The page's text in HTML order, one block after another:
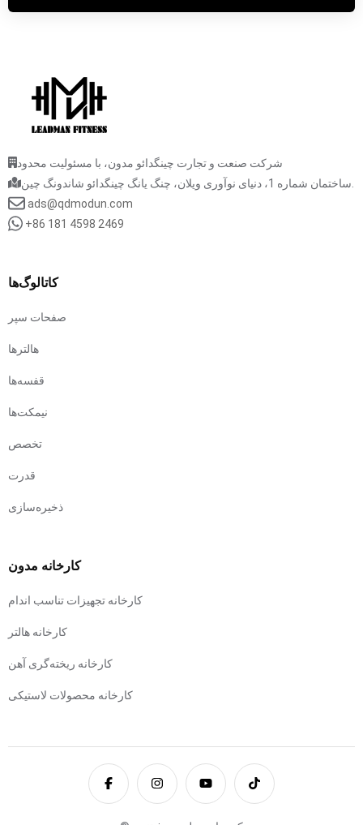
شرکت صنعت و تجارت چینگدائو مدون، با مسئولیت محدود
ads@qdmodun.com
+86 181 4598 2469
کاتالوگ‌ها
صفحات سپر
هالترها
قفسه‌ها
نیمکت‌ها
تخصص
قدرت
ذخیره‌سازی
کارخانه مدون
کارخانه تجهیزات تناسب اندام
کارخانه هالتر
کارخانه ریخته‌گری آهن
کارخانه محصولات لاستیکی